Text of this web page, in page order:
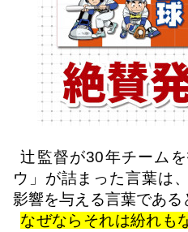
辻監督が30年チーム
ウ」が詰まった言葉は
影響を与える言葉である
なぜならそれは紛れも